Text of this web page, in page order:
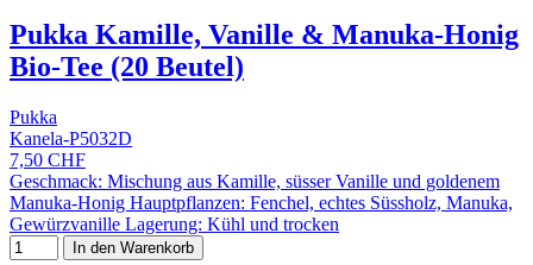
Pukka Kamille, Vanille & Manuka-Honig
Bio-Tee (20 Beutel)
Pukka
Kanela-P5032D
7,50 CHF
Geschmack: Mischung aus Kamille, süsser Vanille und goldenem
Manuka-Honig Hauptpflanzen: Fenchel, echtes Süssholz, Manuka,
Gewürzvanille Lagerung: Kühl und trocken
In den Warenkorb